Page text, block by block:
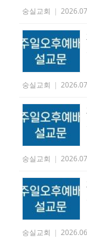
숭실교회 |
숭실교회 |
숭실교회 |
숭실교회 |